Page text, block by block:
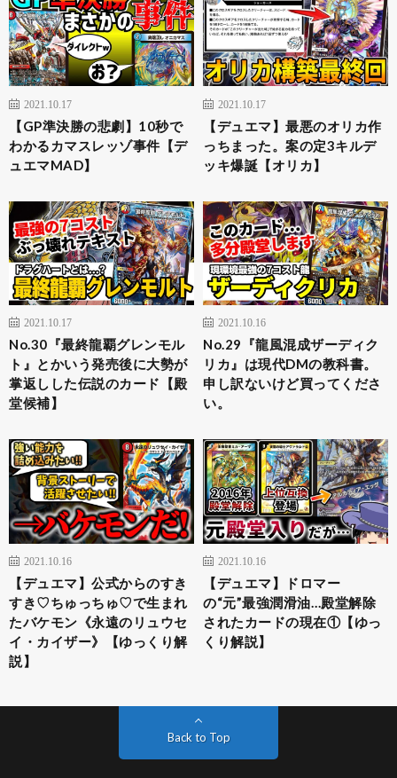
2021.10.17
【GP準決勝の悲劇】10秒で
わかるカマスレッゾ事件【デ
ュエマMAD】
2021.10.17
【デュエマ】最悪のオリカ作
っちまった。案の定3キルデ
ッキ爆誕【オリカ】
2021.10.17
No.30『最終龍覇グレンモル
ト』とかいう発売後に大勢が
掌返しした伝説のカード【殿
堂候補】
2021.10.16
No.29『龍風混成ザーディク
リカ』は現代DMの教科書。
申し訳ないけど買ってくださ
い。
2021.10.16
【デュエマ】公式からのすき
すき♡ちゅっちゅ♡で生まれ
たバケモン《永遠のリュウセ
イ・カイザー》【ゆっくり解
説】
2021.10.16
【デュエマ】ドロマー
の“元”最強潤滑油…殿堂解除
されたカードの現在①【ゆっ
くり解説】
Back to Top